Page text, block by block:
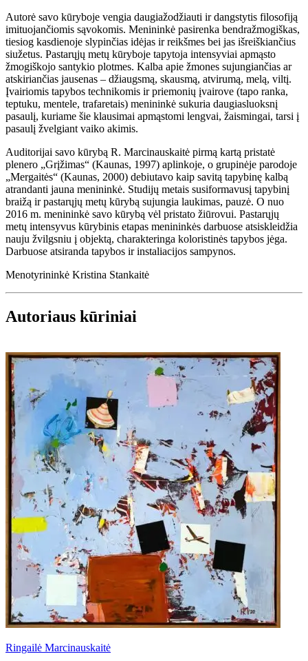
Autorė savo kūryboje vengia daugiažodžiauti ir dangstytis filosofiją
imituojančiomis sąvokomis. Menininkė pasirenka bendražmogiškas,
tiesiog kasdienoje slypinčias idėjas ir reikšmes bei jas išreiškiančius
siužetus. Pastarųjų metų kūryboje tapytoja intensyviai apmąsto
žmogiškojo santykio plotmes. Kalba apie žmones sujungiančias ar
atskiriančias jausenas – džiaugsmą, skausmą, atvirumą, melą, viltį.
Įvairiomis tapybos technikomis ir priemonių įvairove (tapo ranka,
teptuku, mentele, trafaretais) menininkė sukuria daugiasluoksnį
pasaulį, kuriame šie klausimai apmąstomi lengvai, žaismingai, tarsi į
pasaulį žvelgiant vaiko akimis.
Auditorijai savo kūrybą R. Marcinauskaitė pirmą kartą pristatė
plenero „Grįžimas“ (Kaunas, 1997) aplinkoje, o grupinėje parodoje
„Mergaitės“ (Kaunas, 2000) debiutavo kaip savitą tapybinę kalbą
atrandanti jauna menininkė. Studijų metais susiformavusį tapybinį
braižą ir pastarųjų metų kūrybą sujungia laukimas, pauzė. O nuo
2016 m. menininkė savo kūrybą vėl pristato žiūrovui. Pastarųjų
metų intensyvus kūrybinis etapas menininkės darbuose atsiskleidžia
nauju žvilgsniu į objektą, charakteringa koloristinės tapybos jėga.
Darbuose atsiranda tapybos ir instaliacijos sampynos.
Menotyrininkė Kristina Stankaitė
Autoriaus kūriniai
Ringailė Marcinauskaitė